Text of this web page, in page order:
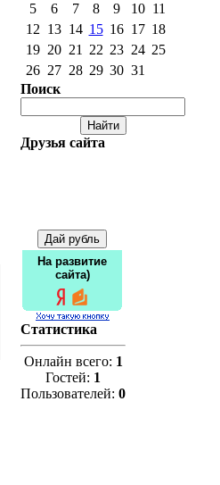
5
6 7 8 9 10 11
12 13 14 15 16 17 18
19 20 21 22 23 24 25
26 27 28 29 30 31
Поиск
Друзья сайта
На развитие
сайта)
Статистика
Онлайн всего: 1
Гостей: 1
Пользователей: 0